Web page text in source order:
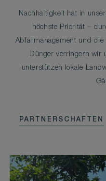
Nachhaltigkeit hat in
höchste Priorität –
Abfallmanagement und die
Dünger verringern wir
unterstützen lokale
PARTNERSCHAFTEN